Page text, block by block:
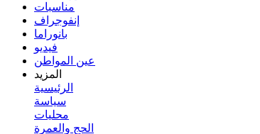
مناسبات
إنفوجراف
بانوراما
فيديو
عين المواطن
المزيد
الرئيسية
سياسة
محليات
الحج والعمرة